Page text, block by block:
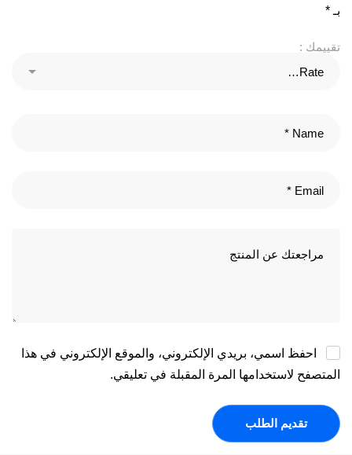
بـ *
تقييمك :
احفظ اسمي، بريدي الإلكتروني، والموقع الإلكتروني في هذا
المتصفح لاستخدامها المرة المقبلة في تعليقي.